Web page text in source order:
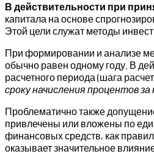
В действительности при
капитала на основе
Этой цели служат методы
При формировании и анализе
обычно равен одному году. В
расчетного периода (шага
сроку начисления процентов
Проблематично также
привлечены или вложены по
финансовых средств, как
оказывает значительное